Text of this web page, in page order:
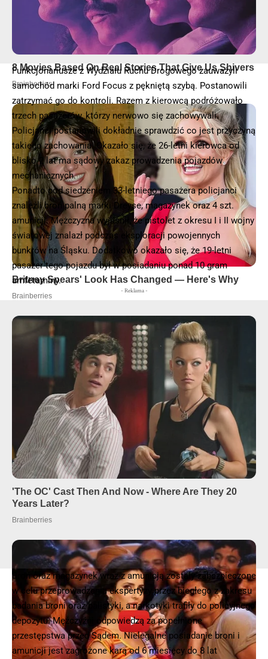
Funkcjonariusze z Wydziału Ruchu Drogowego zauważyli
samochód marki Ford Focus z pękniętą szybą. Postanowili
zatrzymać go do kontroli. Razem z kierowcą podróżowało
trzech pasażerów, którzy nerwowo się zachowywali.
Policjanci postanowili dokładnie sprawdzić co jest przyczyną
takiego zachowania. Okazało się, że 26-letni kierowca od
blisko 2 lat ma sądowy zakaz prowadzenia pojazdów
mechanicznych.
Ponadto pod siedzeniem 33-letniego pasażera policjanci
znaleźli broń palną marki Dreyse, magazynek oraz 4 szt.
amunicji. Mężczyzna wyjaśnił, że pistolet z okresu I i II wojny
światowej znalazł podczas eksploracji powojennych
bunkrów na Śląsku. Dodatkowo okazało się, że 19-letni
pasażer tego pojazdu był w posiadaniu ponad 10 gram
amfetaminy.
- Reklama -
Broń oraz magazynek wraz z amunicją zostały zabezpieczone
w celu przeprowadzenia ekspertyzy przez biegłego z zakresu
badania broni oraz balistyki, a narkotyki trafiły do policyjnego
depozytu. Mężczyźni odpowiedzą za popełnione
przestępstwa przed Sądem. Nielegalne posiadanie broni i
amunicji jest zagrożone karą od 6 miesięcy do 8 lat